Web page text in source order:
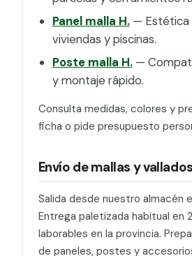
Panel malla H.— Estética
viviendas y piscinas.
Poste malla H.—
y montaje rápido.
Consulta medidas, colores y
ficha o pide presupuesto
Envío de mallas y
Salida desde nuestro almacén
Entrega paletizada habitual en
laborables en la provincia.
de paneles, postes y